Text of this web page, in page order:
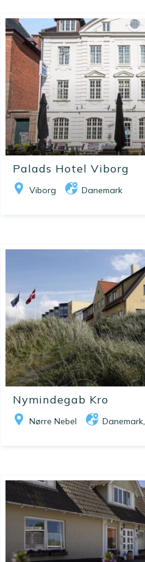
Palads Hotel Viborg
Viborg Danemark
Nymindegab Kro
Nørre Nebel Danemark,